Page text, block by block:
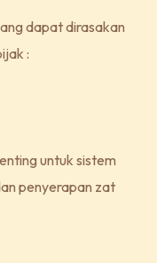
dapat dirasakan
:
untuk sistem
penyerapan zat